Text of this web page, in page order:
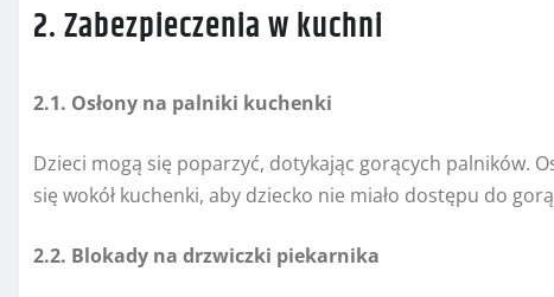
2. Zabezpieczenia w kuchni
2.1. Osłony na palniki kuchenki
Dzieci mogą się poparzyć, dotykając gorących palników.
się wokół kuchenki, aby dziecko nie miało dostępu do
2.2. Blokady na drzwiczki piekarnika